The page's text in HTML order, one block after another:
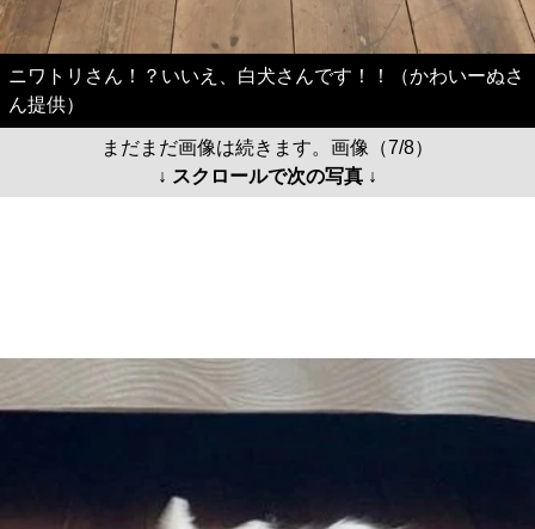
ニワトリさん！？いいえ、白犬さんです！！（かわいーぬさ
ん提供）
まだまだ画像は続きます。画像（7/8）
↓ スクロールで次の写真 ↓